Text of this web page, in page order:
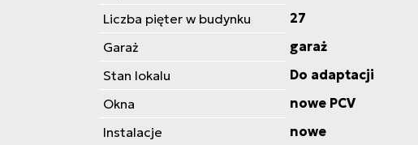
Liczba pięter w budynku
27
Garaż
garaż
Stan lokalu
Do adaptacji
Okna
nowe PCV
Instalacje
nowe